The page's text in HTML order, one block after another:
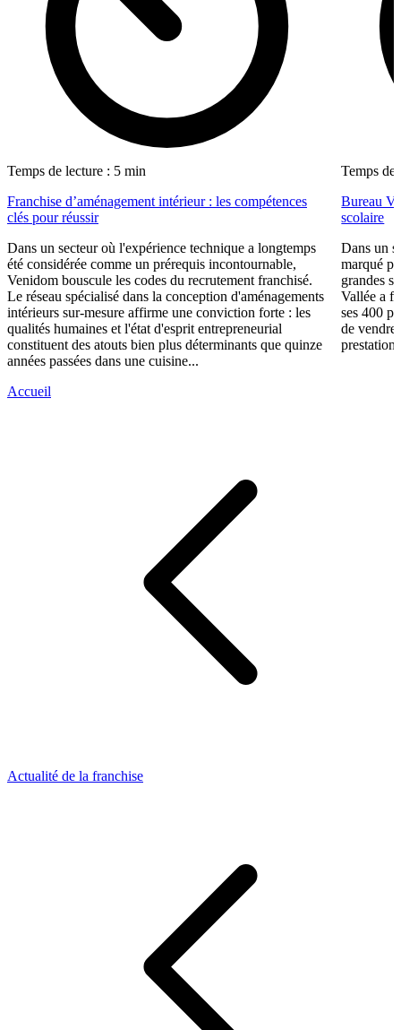
Temps de lecture : 5 min
Franchise d’aménagement intérieur : les compétences
clés pour réussir
Dans un secteur où l'expérience technique a longtemps
été considérée comme un prérequis incontournable,
Venidom bouscule les codes du recrutement franchisé.
Le réseau spécialisé dans la conception d'aménagements
intérieurs sur-mesure affirme une conviction forte : les
qualités humaines et l'état d'esprit entrepreneurial
constituent des atouts bien plus déterminants que quinze
années passées dans une cuisine...
Temps de
Bureau
scolaire
Dans un
marqué
grandes
Vallée a
ses 400
de vendre
Accueil
Actualité de la franchise